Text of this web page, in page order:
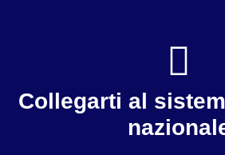
Collegarti al